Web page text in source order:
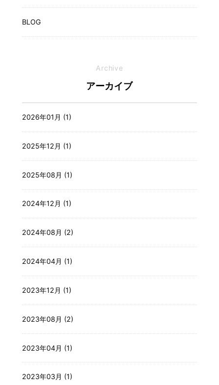
BLOG
Archive
アーカイブ
2026年01月 (1)
2025年12月 (1)
2025年08月 (1)
2024年12月 (1)
2024年08月 (2)
2024年04月 (1)
2023年12月 (1)
2023年08月 (2)
2023年04月 (1)
2023年03月 (1)